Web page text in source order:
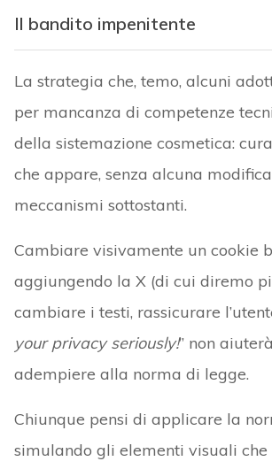
Il bandito impenitente
La strategia che, temo, alcuni
per mancanza di competenze
della sistemazione cosmetica:
che appare, senza alcuna
meccanismi sottostanti.
Cambiare visivamente un cookie
aggiungendo la X (di cui diremo
cambiare i testi, rassicurare
your privacy seriously!” non
adempiere alla norma di legge.
Chiunque pensi di applicare la
simulando gli elementi visuali